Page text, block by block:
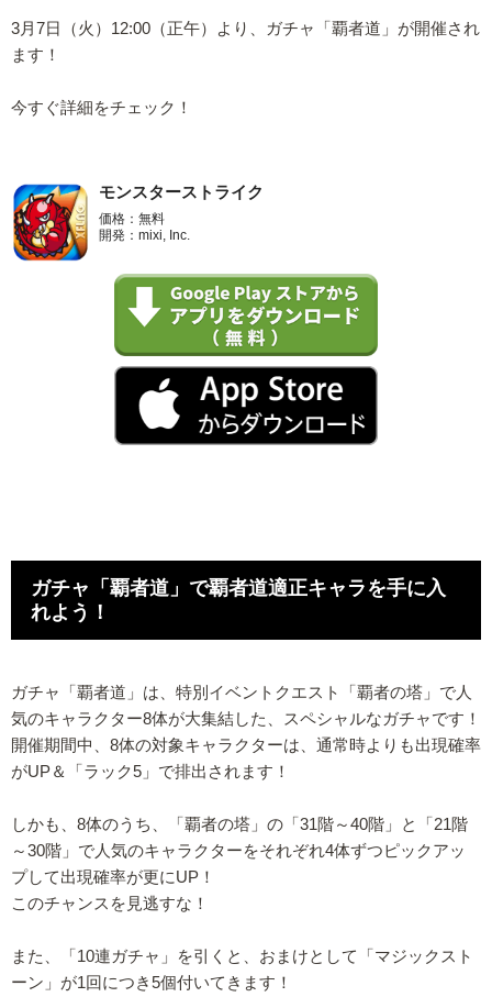
3月7日（火）12:00（正午）より、ガチャ「覇者道」が開催され
ます！
今すぐ詳細をチェック！
モンスターストライク
価格：無料
開発：mixi, Inc.
ガチャ「覇者道」で覇者道適正キャラを手に入
れよう！
ガチャ「覇者道」は、特別イベントクエスト「覇者の塔」で人
気のキャラクター8体が大集結した、スペシャルなガチャです！
開催期間中、8体の対象キャラクターは、通常時よりも出現確率
がUP＆「ラック5」で排出されます！
しかも、8体のうち、「覇者の塔」の「31階～40階」と「21階
～30階」で人気のキャラクターをそれぞれ4体ずつピックアッ
プして出現確率が更にUP！
このチャンスを見逃すな！
また、「10連ガチャ」を引くと、おまけとして「マジックスト
ーン」が1回につき5個付いてきます！